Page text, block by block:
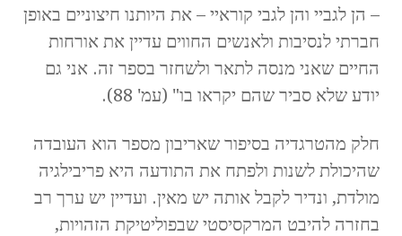
– הן לגביי והן לגבי קוראיי – את היותנו חיצוניים באופן
חברתי לנסיבות ולאנשים החווים עדיין את אורחות
החיים שאני מנסה לתאר ולשחזר בספר זה. אני גם
יודע שלא סביר שהם יקראו בו" (עמ' 88).
חלק מהטרגדיה בסיפור שאריבון מספר הוא העובדה
שהיכולת לשנות ולפתח את התודעה היא פריבילגיה
מולדת, ונדיר לקבל אותה יש מאין. ועדיין יש ערך רב
בחזרה להיבט המרקסיסטי שבפוליטיקת הזהויות,